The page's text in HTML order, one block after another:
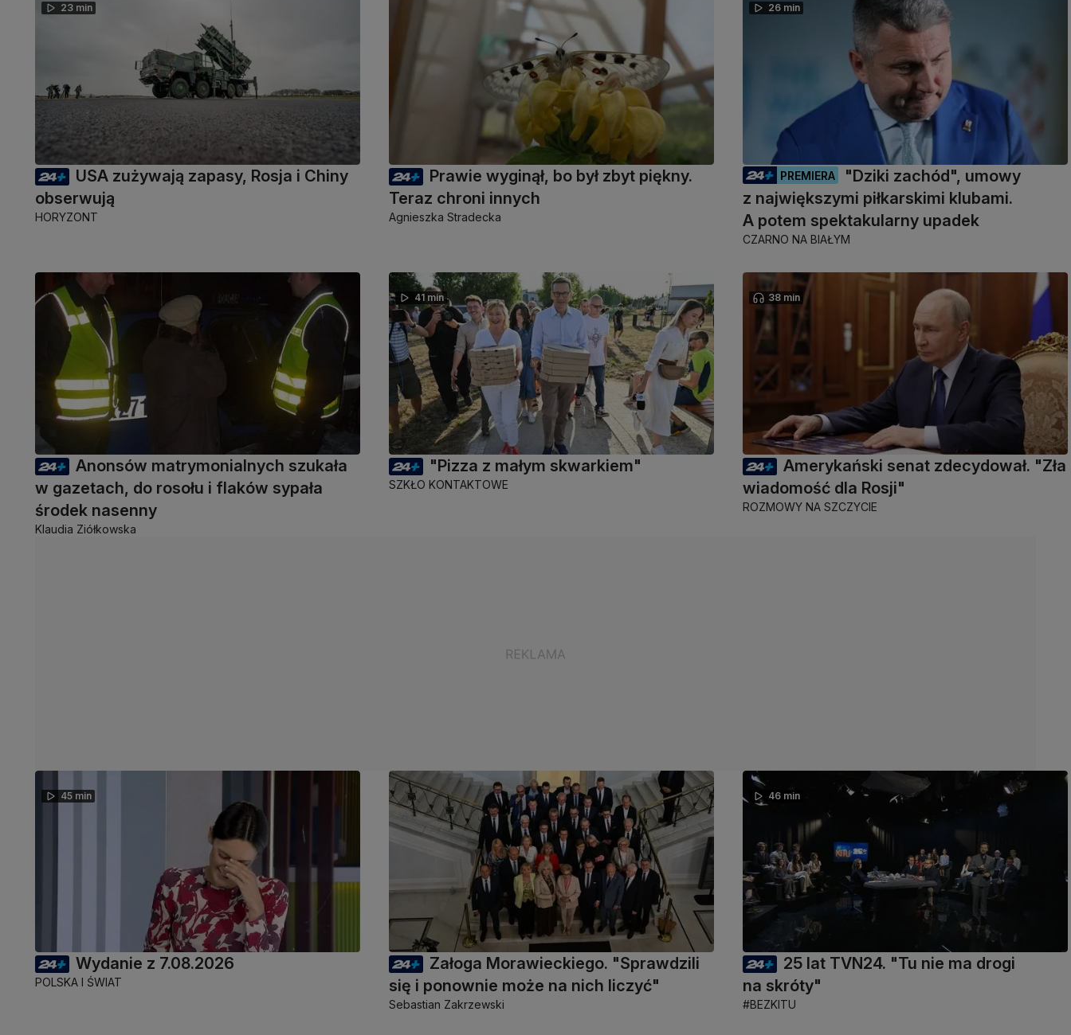
23 min
USA zużywają zapasy, Rosja i Chiny
obserwują
HORYZONT
Prawie wyginął, bo był zbyt piękny.
Teraz chroni innych
Agnieszka Stradecka
26 min
PREMIERA
"Dziki zachód", umowy
z największymi piłkarskimi klubami.
A potem spektakularny upadek
CZARNO NA BIAŁYM
Anonsów matrymonialnych szukała
w gazetach, do rosołu i flaków sypała
środek nasenny
Klaudia Ziółkowska
41 min
"Pizza z małym skwarkiem"
SZKŁO KONTAKTOWE
38 min
Amerykański senat zdecydował. "Zła
wiadomość dla Rosji"
ROZMOWY NA SZCZYCIE
45 min
Wydanie z 7.08.2026
POLSKA I ŚWIAT
Załoga Morawieckiego. "Sprawdzili
się i ponownie może na nich liczyć"
Sebastian Zakrzewski
46 min
25 lat TVN24. "Tu nie ma drogi
na skróty"
#BEZKITU